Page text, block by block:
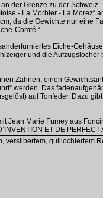
der Grenze zu der
- La Morbier - La Morez“
da die Gewichte nur eine
Comté.“
Eiche-
und die
Zähnen, einen
werden. Das
auf Tonfeder. Dazu
Marie Fumey aus
ET DE PERFECT
guillochiertem